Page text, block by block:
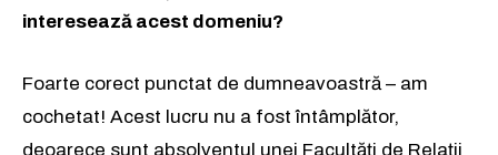
interesează acest domeniu?
Foarte corect punctat de dumneavoastră – am
cochetat! Acest lucru nu a fost întâmplător,
deoarece sunt absolventul unei Facultăți de Relații